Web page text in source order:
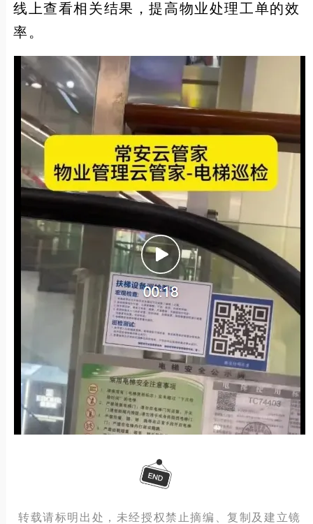
线上查看相关结果，提高物业处理工单的效
率。
转载请标明出处，未经授权禁止摘编、复制及建立镜